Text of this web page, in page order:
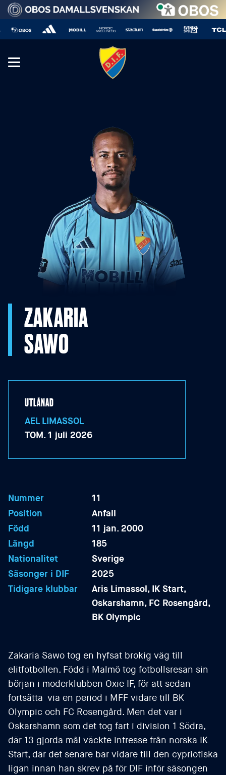
ZAKARIA
SAWO
UTLÅNAD
AEL LIMASSOL
TOM. 1 juli 2026
Nummer
11
Position
Anfall
Född
11 jan. 2000
Längd
185
Nationalitet
Sverige
Säsonger i DIF
2025
Tidigare klubbar
Aris Limassol, IK Start,
Oskarshamn, FC Rosengård,
BK Olympic
Zakaria Sawo tog en hyfsat brokig väg till
elitfotbollen. Född i Malmö tog fotbollsresan sin
början i moderklubben Oxie IF, för att sedan
fortsätta via en period i MFF vidare till BK
Olympic och FC Rosengård. Men det var i
Oskarshamn som det tog fart i division 1 Södra,
där 13 gjorda mål väckte intresse från norska IK
Start, där det senare bar vidare till den cypriotiska
ligan innan han skrev på för DIF inför säsongen